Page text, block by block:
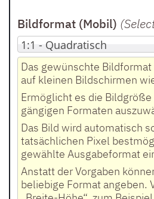
Bildformat (Mobil)
Das gewünschte
auf kleinen Bildschirmen
Ermöglicht es die Bildgröße
gängigen Formaten
Das Bild wird automatisch
tatsächlichen Pixel
gewählte Ausgabeformat
Anstatt der Vorgaben
beliebige Format angeben.